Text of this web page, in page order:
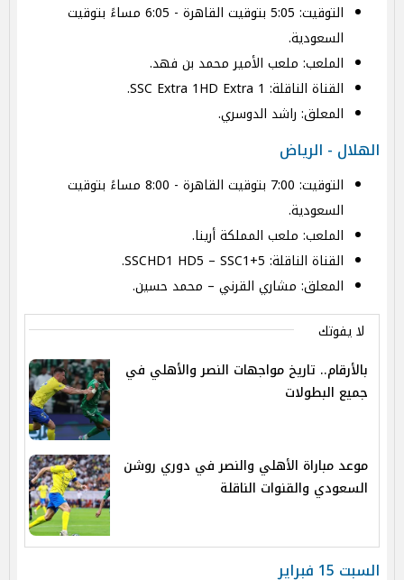
التوقيت: 5:05 بتوقيت القاهرة - 6:05 مساءً بتوقيت
السعودية.
الملعب: ملعب الأمير محمد بن فهد.
القناة الناقلة: SSC Extra 1HD Extra 1.
المعلق: راشد الدوسري.
الهلال - الرياض
التوقيت: 7:00 بتوقيت القاهرة - 8:00 مساءً بتوقيت
السعودية.
الملعب: ملعب المملكة أرينا.
القناة الناقلة: SSCHD1 HD5 – SSC1+5.
المعلق: مشاري القرني – محمد حسين.
لا يفوتك
بالأرقام.. تاريخ مواجهات النصر والأهلي في
جميع البطولات
موعد مباراة الأهلي والنصر في دوري روشن
السعودي والقنوات الناقلة
السبت 15 فبراير